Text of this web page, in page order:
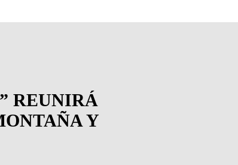
REUNIRÁ
Y